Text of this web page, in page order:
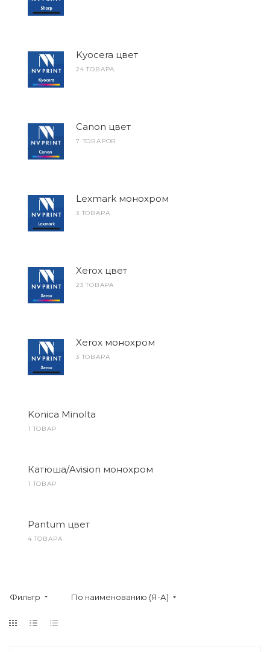
Kyocera цвет
24 ТОВАРА
Canon цвет
7 ТОВАРОВ
Lexmark монохром
3 ТОВАРА
Xerox цвет
23 ТОВАРА
Xerox монохром
3 ТОВАРА
Konica Minolta
1 ТОВАР
Катюша/Avision монохром
1 ТОВАР
Pantum цвет
4 ТОВАРА
Фильтр По наименованию (Я-А)